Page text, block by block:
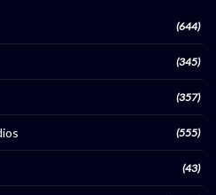
(644)
(345)
(357)
(555)
(43)